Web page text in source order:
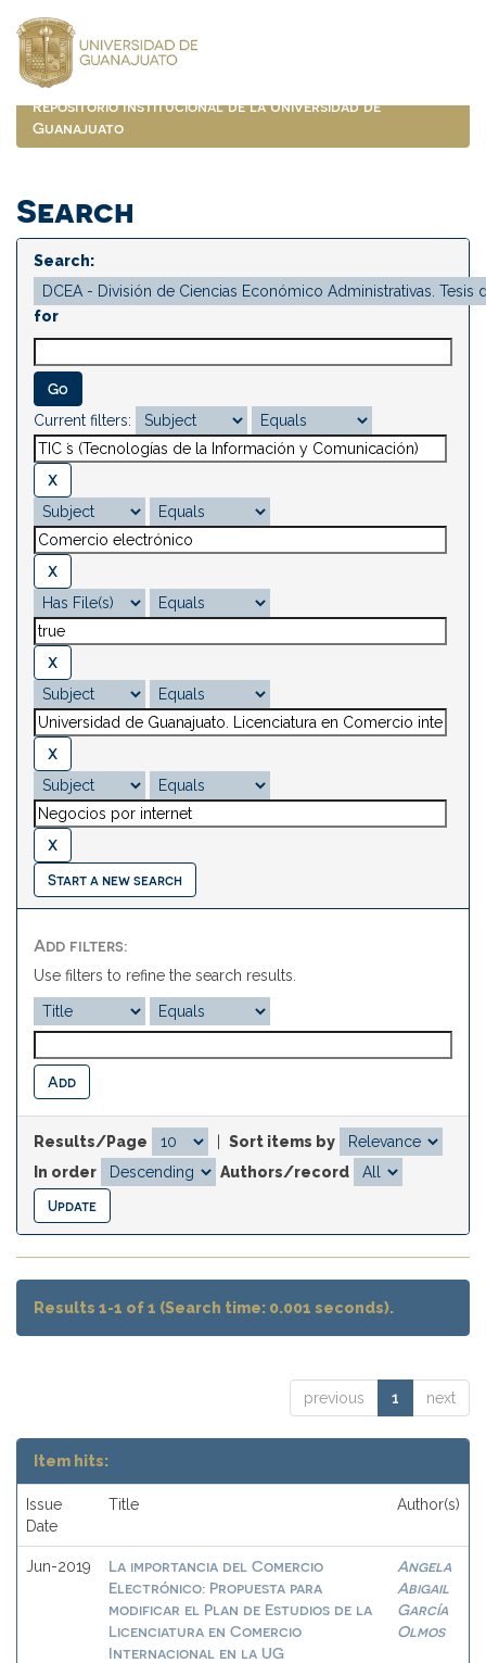
navigation
Repositorio Institucional de la Universidad de
Guanajuato
Search
Search:
for
Current filters:
Start a new search
Add filters:
Use filters to refine the search results.
Results/Page
Sort items by
In order
Authors/record
Results 1-1 of 1 (Search time: 0.001 seconds).
previous 1 next
Item hits:
Issue
Date
Title Author(s)
Jun-2019
La importancia del Comercio
Electrónico: Propuesta para
modificar el Plan de Estudios de la
Licenciatura en Comercio
Internacional en la UG
Angela
Abigail
García
Olmos